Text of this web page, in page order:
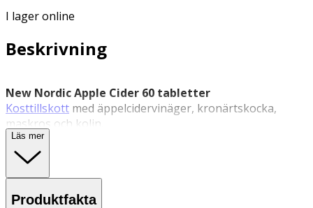
I lager online
Beskrivning
New Nordic Apple Cider 60 tabletter
Kosttillskott med äppelcidervinäger, kronärtskocka,
maskros och kolin.
New Nordic Apple Cider är ett kosttillskott tillverkat i
Skandinavien. Varje tablett innehåller äppelcidervinäger i
pulverform i kombination med extrakt av kronärtskocka
och maskros samt kolin.
Läs mer
Produktfakta